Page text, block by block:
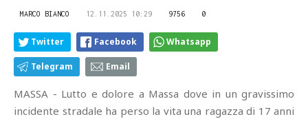
MARCO BIANCO 12.11.2025 10:29 9756 0
Twitter Facebook Whatsapp
Telegram Email
MASSA - Lutto e dolore a Massa dove in un gravissimo
incidente stradale ha perso la vita una ragazza di 17 anni